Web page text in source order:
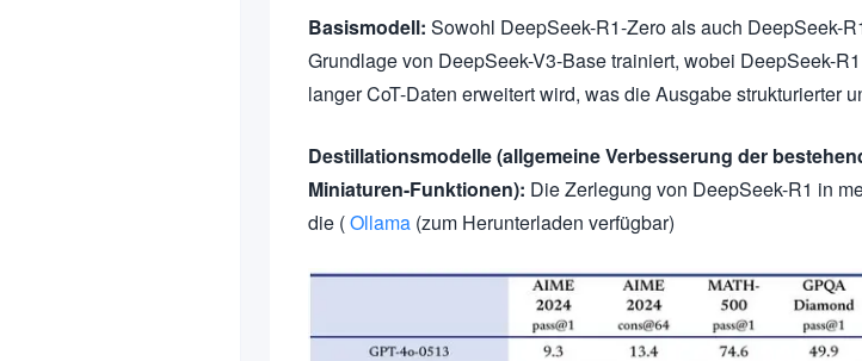
Basismodell: Sowohl DeepSeek-R1-Zero als auch DeepSeek-
Grundlage von DeepSeek-V3-Base trainiert, wobei DeepSeek-
langer CoT-Daten erweitert wird, was die Ausgabe strukturierter
Destillationsmodelle (allgemeine Verbesserung der
Miniaturen-Funktionen): Die Zerlegung von DeepSeek-R1 in
die (Ollama (zum Herunterladen verfügbar)